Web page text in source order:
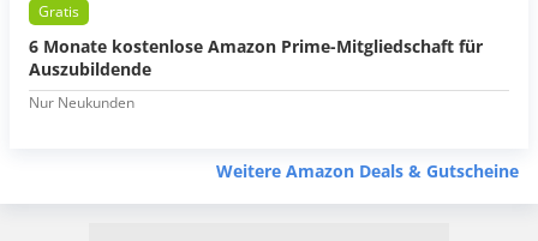
Gratis
6 Monate kostenlose Amazon Prime-Mitgliedschaft für
Auszubildende
Nur Neukunden
Weitere Amazon Deals & Gutscheine